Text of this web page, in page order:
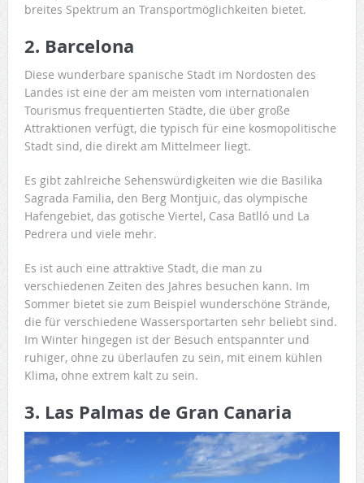
breites Spektrum an Transportmöglichkeiten bietet.
2. Barcelona
Diese wunderbare spanische Stadt im Nordosten des
Landes ist eine der am meisten vom internationalen
Tourismus frequentierten Städte, die über große
Attraktionen verfügt, die typisch für eine kosmopolitische
Stadt sind, die direkt am Mittelmeer liegt.
Es gibt zahlreiche Sehenswürdigkeiten wie die Basilika
Sagrada Familia, den Berg Montjuic, das olympische
Hafengebiet, das gotische Viertel, Casa Batlló und La
Pedrera und viele mehr.
Es ist auch eine attraktive Stadt, die man zu
verschiedenen Zeiten des Jahres besuchen kann. Im
Sommer bietet sie zum Beispiel wunderschöne Strände,
die für verschiedene Wassersportarten sehr beliebt sind.
Im Winter hingegen ist der Besuch entspannter und
ruhiger, ohne zu überlaufen zu sein, mit einem kühlen
Klima, ohne extrem kalt zu sein.
3. Las Palmas de Gran Canaria